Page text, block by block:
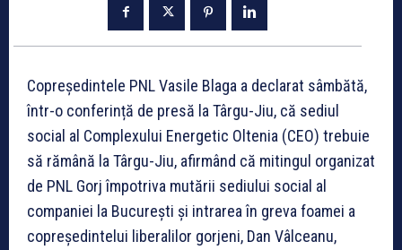
Copreședintele PNL Vasile Blaga a declarat sâmbătă,
într-o conferință de presă la Târgu-Jiu, că sediul
social al Complexului Energetic Oltenia (CEO) trebuie
să rămână la Târgu-Jiu, afirmând că mitingul organizat
de PNL Gorj împotriva mutării sediului social al
companiei la București și intrarea în greva foamei a
copreședintelui liberalilor gorjeni, Dan Vâlceanu,